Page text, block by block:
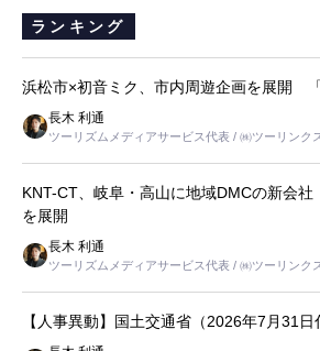
ランキング
浜松市×初音ミク、市内周遊企画を展開
長木 利通
ツーリズムメディアサービス代表 / ㈱ツーリンク
KNT-CT、岐阜・高山に地域DMCの新会
を展開
長木 利通
ツーリズムメディアサービス代表 / ㈱ツーリンク
【人事異動】国土交通省（2026年7月31